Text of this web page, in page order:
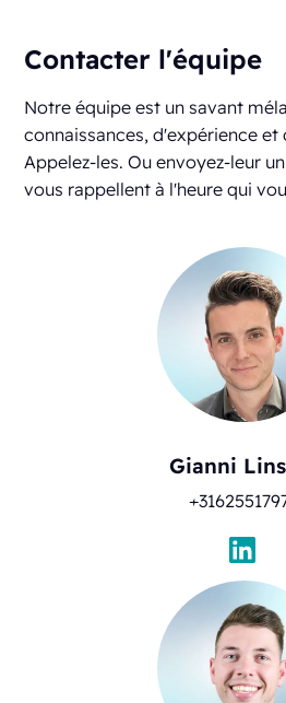
Contacter l'équipe
Notre équipe est un savant
connaissances, d'expérience et
Appelez-les. Ou envoyez-leur
vous rappellent à l'heure qui
Gianni